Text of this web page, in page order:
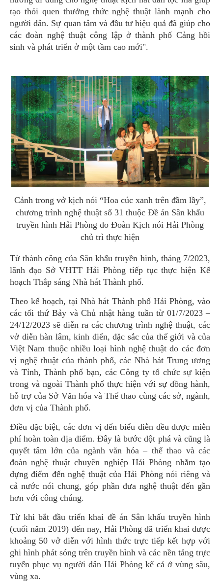
tạo thói quen thưởng thức nghệ thuật lành mạnh cho
người dân. Sự quan tâm và đầu tư hiệu quả đã giúp cho
các đoàn nghệ thuật công lập ở thành phố Cảng hồi
sinh và phát triển ở một tầm cao mới".
Cảnh trong vở kịch nói “Hoa cúc xanh trên đầm lầy”,
chương trình nghệ thuật số 31 thuộc Đề án Sân khấu
truyền hình Hải Phòng do Đoàn Kịch nói Hải Phòng
chủ trì thực hiện
Từ thành công của Sân khấu truyền hình, tháng 7/2023,
lãnh đạo Sở VHTT Hải Phòng tiếp tục thực hiện Kế
hoạch Thắp sáng Nhà hát Thành phố.
Theo kế hoạch, tại Nhà hát Thành phố Hải Phòng, vào
các tối thứ Bảy và Chủ nhật hàng tuần từ 01/7/2023 –
24/12/2023 sẽ diễn ra các chương trình nghệ thuật, các
vở diễn hàn lâm, kinh điển, đặc sắc của thế giới và của
Việt Nam thuộc nhiều loại hình nghệ thuật do các đơn
vị nghệ thuật của thành phố, các Nhà hát Trung ương
và Tỉnh, Thành phố bạn, các Công ty tổ chức sự kiện
trong và ngoài Thành phố thực hiện với sự đồng hành,
hỗ trợ của Sở Văn hóa và Thể thao cùng các sở, ngành,
đơn vị của Thành phố.
Điều đặc biệt, các đơn vị đến biểu diễn đều được miễn
phí hoàn toàn địa điểm. Đây là bước đột phá và cũng là
quyết tâm lớn của ngành văn hóa – thể thao và các
đoàn nghệ thuật chuyên nghiệp Hải Phòng nhằm tạo
dựng điểm đến nghệ thuật của Hải Phòng nói riêng và
cả nước nói chung, góp phần đưa nghệ thuật đến gần
hơn với công chúng.
Từ khi bắt đầu triển khai đề án Sân khấu truyền hình
(cuối năm 2019) đến nay, Hải Phòng đã triển khai được
khoảng 50 vở diễn với hình thức trực tiếp kết hợp với
ghi hình phát sóng trên truyền hình và các nền tảng trực
tuyến phục vụ người dân Hải Phòng kể cả ở vùng sâu,
vùng xa.